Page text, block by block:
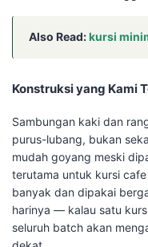
Also Read:kursi
Konstruksi yang Kami
Sambungan kaki dan
purus-lubang, bukan
mudah goyang meski
terutama untuk kursi
banyak dan dipakai
harinya — kalau satu
seluruh batch akan